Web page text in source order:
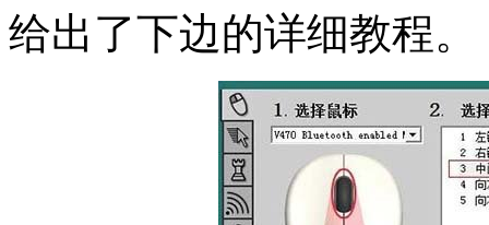
给出了下边的详细教程。